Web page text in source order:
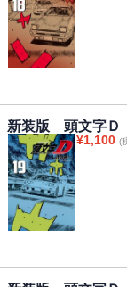
新装版 頭文字Ｄ
¥1,100 (